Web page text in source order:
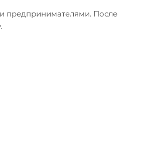
предпринимателями. После